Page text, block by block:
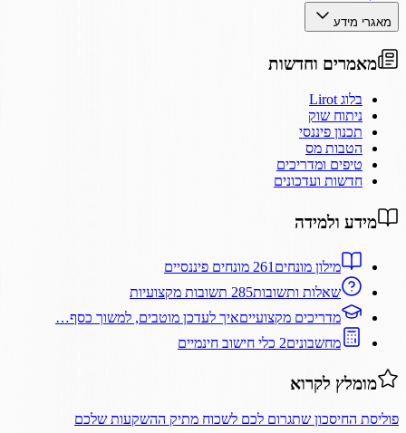
מאגרי מידע
מאמרים וחדשות
בלוג Lirot
ניתוח שוק
תכנון פיננסי
הטבות מס
טיפים ומדריכים
חדשות ועדכונים
מידע ולמידה
מילון מונחים 261 מונחים פיננסיים
שאלות ותשובות285 תשובות מקצועיות
מדריכים מקצועייםאיך לעדכן מוטבים, למשוך כסף…
מחשבונים2 כלי חישוב חינמיים
מומלץ לקרוא
פוליסת החיסכון שתגרום לכם לשכוח מתיק ההשקעות שלכם